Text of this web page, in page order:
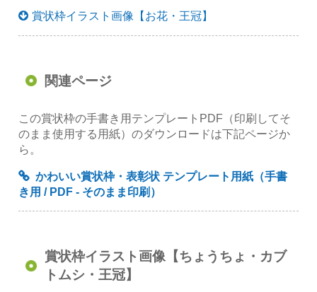
賞状枠イラスト画像【お花・王冠】
関連ページ
この賞状枠の手書き用テンプレートPDF（印刷してそ
のまま使用する用紙）のダウンロードは下記ページか
ら。
かわいい賞状枠・表彰状 テンプレート用紙（手書
き用 / PDF - そのまま印刷）
賞状枠イラスト画像【ちょうちょ・カブ
トムシ・王冠】